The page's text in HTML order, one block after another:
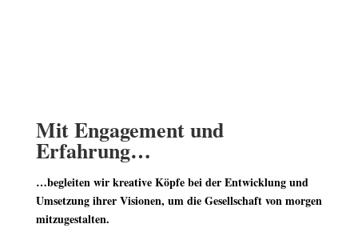
Mit Engagement und
Erfahrung…
…begleiten wir kreative Köpfe bei der Entwicklung und
Umsetzung ihrer Visionen, um die Gesellschaft von morgen
mitzugestalten.